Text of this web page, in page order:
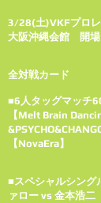
3/28(土)VKFプロ
大阪沖縄会館 開
全対戦カード
■6人タッグマッチ
【Melt Brain
【NovaEra】
■スペシャルシン
ァロー vs 金本浩二